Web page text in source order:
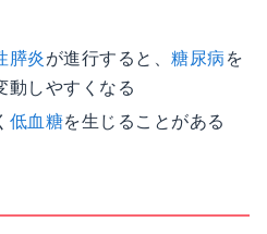
膵炎が進行すると、糖尿病 を
動しやすくなる
低血糖を生じることがある